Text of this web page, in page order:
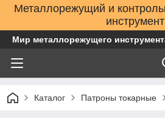
Металлорежущий и
Мир металлорежущего
Каталог Патроны токарные